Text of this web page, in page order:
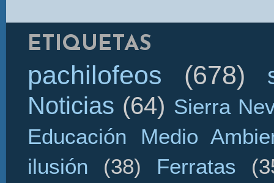
ETIQUETAS
pachilofeos (678)
Noticias (64) Sierra
Educación Medio
ilusión
(38) Ferratas